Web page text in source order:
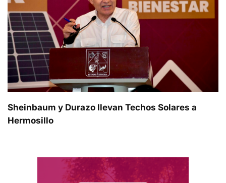
Sheinbaum y Durazo llevan Techos Solares a
Hermosillo